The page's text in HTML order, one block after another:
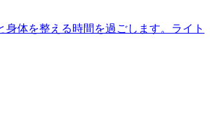
体を整える時間を過ごします。ライト